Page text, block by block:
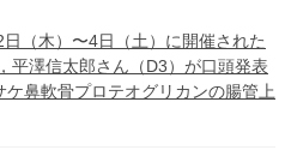
（木）〜4日（土）に開催された
平澤信太郎さん（D3）が口頭発表
鼻軟骨プロテオグリカンの腸管上